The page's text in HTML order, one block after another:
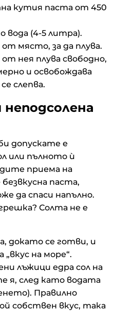
кутия паста от 450
вода (4-5 литра).
място, за да плува.
нея плува свободно,
и освобождава
слепва.
неподсолена
допускате е
или пълното ѝ
приема на
паста,
да спаси напълно.
Солта не е
докато се готви, и
на море“.
лъжици едра сол на
я, след като водата
Правилно
собствен вкус, така